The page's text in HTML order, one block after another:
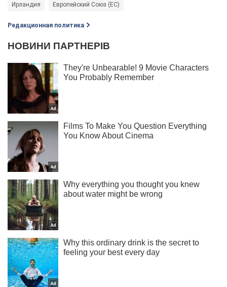
Ирландия Европейский Союз (ЕС)
Редакционная политика